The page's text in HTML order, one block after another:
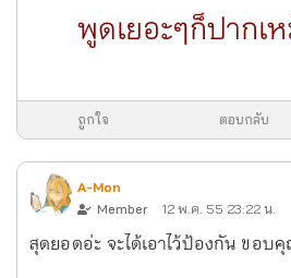
พูดเยอะๆก็ปาก
ถูกใจ ตอบกลับ
A-Mon
Member
12 พ.ค. 55 23:22 น.
สุดยอดอ่ะ จะได้เอาไว้ป้องกัน ขอ